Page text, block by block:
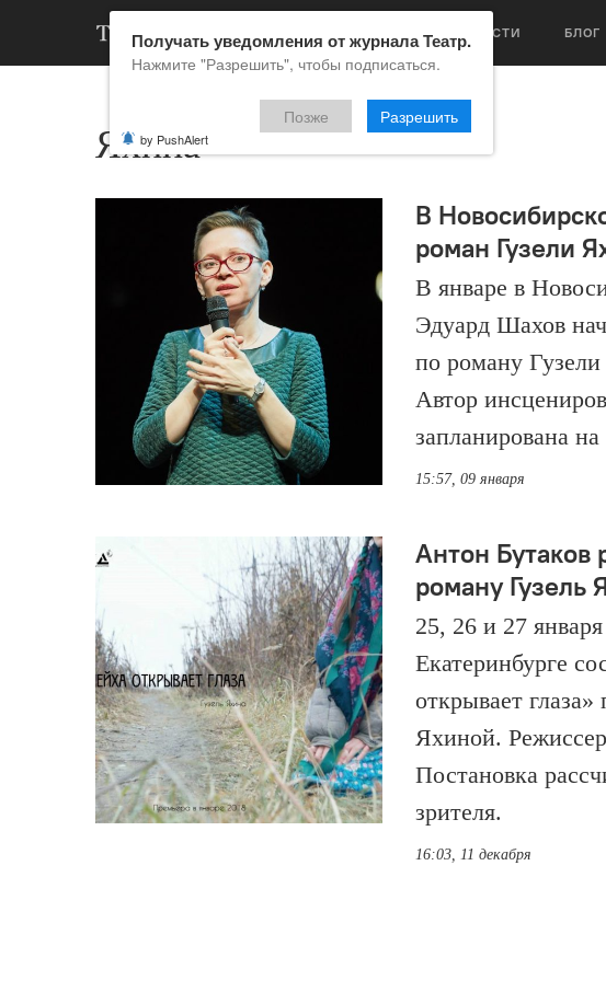
НОВОСТИ БЛОГ
Яхина
В
роман Гузели
В январе в
Эдуард Шахов
по роману Гузели
Автор
запланирована
15:57, 09 января
Антон Бутаков
роману Гузель
25, 26 и 27
Екатеринбурге
открывает
Яхиной.
Постановка
зрителя.
16:03, 11 декабря
Получать уведомления от журнала Театр.
Нажмите "Разрешить", чтобы подписаться.
Позже Разрешить
by PushAlert